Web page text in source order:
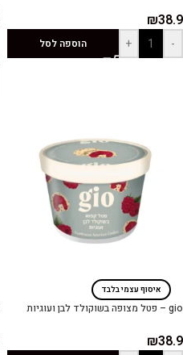
₪38.9
-
+ הוספה לסל
איסוף עצמי בלבד
gio – פטל מצופה בשוקולד לבן ועוגיות
₪38.9